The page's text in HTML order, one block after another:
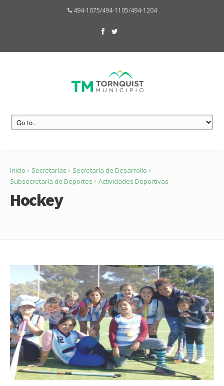
494-1075/494-1105/494-1204
Inicio Secretarías
Secretaría de Desarrollo
Subsecretaría de Deportes
Actividades Deportivas
Hockey